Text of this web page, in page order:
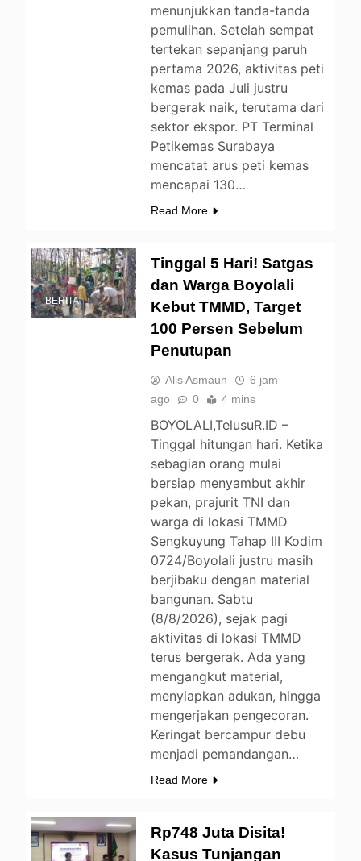
menunjukkan tanda-tanda
pemulihan. Setelah sempat
tertekan sepanjang paruh
pertama 2026, aktivitas peti
kemas pada Juli justru
bergerak naik, terutama dari
sektor ekspor. PT Terminal
Petikemas Surabaya
mencatat arus peti kemas
mencapai 130…
Read More
BERITA
Tinggal 5 Hari! Satgas
dan Warga Boyolali
Kebut TMMD, Target
100 Persen Sebelum
Penutupan
Alis Asmaun
6 jam
ago
0 4 mins
BOYOLALI,TelusuR.ID –
Tinggal hitungan hari. Ketika
sebagian orang mulai
bersiap menyambut akhir
pekan, prajurit TNI dan
warga di lokasi TMMD
Sengkuyung Tahap III Kodim
0724/Boyolali justru masih
berjibaku dengan material
bangunan. Sabtu
(8/8/2026), sejak pagi
aktivitas di lokasi TMMD
terus bergerak. Ada yang
mengangkut material,
menyiapkan adukan, hingga
mengerjakan pengecoran.
Keringat bercampur debu
menjadi pemandangan…
Read More
Rp748 Juta Disita!
Kasus Tunjangan